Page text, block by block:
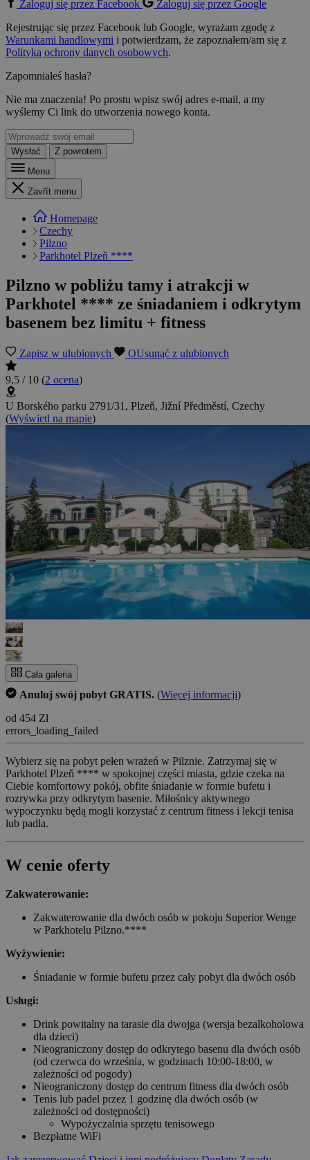
Zaloguj się przez Facebook
Zaloguj się przez Google
Rejestrując się przez Facebook lub Google, wyrażam zgodę z
Warunkami handlowymi i potwierdzam, że zapoznałem/am się z
Polityką ochrony danych osobowych.
Zapomniałeś hasła?
Nie ma znaczenia! Po prostu wpisz swój adres e-mail, a my
wyślemy Ci link do utworzenia nowego konta.
Wysłać
Z powrotem
Menu
Zavřít menu
Homepage
Czechy
Pilzno
Parkhotel Plzeň ****
Pilzno w pobliżu tamy i atrakcji w
Parkhotel **** ze śniadaniem i odkrytym
basenem bez limitu + fitness
Zapisz w ulubionych OUsunąć z ulubionych
9,5 / 10 (2 ocena)
U Borského parku 2791/31, Plzeň, Jižní Předměstí, Czechy
(Wyświetl na mapie)
Cała galeria
Anuluj swój pobyt GRATIS. (Więcej informacji)
od 454 Zł
errors_loading_failed
Wybierz się na pobyt pełen wrażeń w Pilznie. Zatrzymaj się w
Parkhotel Plzeň **** w spokojnej części miasta, gdzie czeka na
Ciebie komfortowy pokój, obfite śniadanie w formie bufetu i
rozrywka przy odkrytym basenie. Miłośnicy aktywnego
wypoczynku będą mogli korzystać z centrum fitness i lekcji tenisa
lub padla.
W cenie oferty
Zakwaterowanie:
Zakwaterowanie dla dwóch osób w pokoju Superior Wenge
w Parkhotelu Pilzno.****
Wyżywienie:
Śniadanie w formie bufetu przez cały pobyt dla dwóch osób
Usługi:
Drink powitalny na tarasie dla dwojga (wersja bezalkoholowa
dla dzieci)
Nieograniczony dostęp do odkrytego basenu dla dwóch osób
(od czerwca do września, w godzinach 10:00-18:00, w
zależności od pogody)
Nieograniczony dostęp do centrum fitness dla dwóch osób
Tenis lub padel przez 1 godzinę dla dwóch osób (w
zależności od dostępności)
Wypożyczalnia sprzętu tenisowego
Bezpłatne WiFi